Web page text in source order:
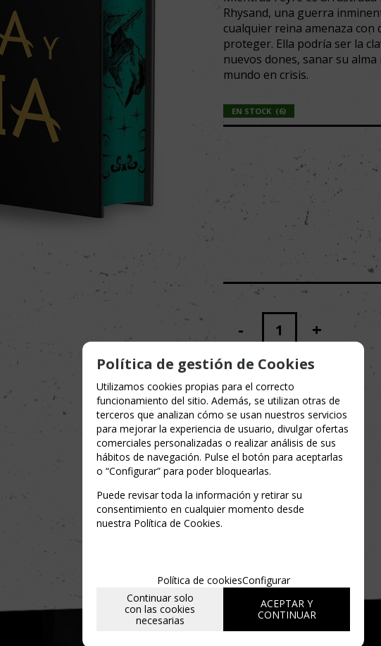
Rhysand, una guerra
cualquier reina amenaza
proteger. Ella podría ser la
nuevos dones, sanar su
mundo en crisis.
EN STOCK (6)
-
unidades
+
Política de gestión de Cookies
Utilizamos cookies propias para el correcto
funcionamiento del sitio. Además, se utilizan otras de
terceros que analizan cómo se usan nuestros servicios
para mejorar la experiencia de usuario, divulgar ofertas
comerciales personalizadas o realizar análisis de sus
hábitos de navegación. Pulse el botón para aceptarlas
o “Configurar” para poder bloquearlas.
Puede revisar toda la información y retirar su
consentimiento en cualquier momento desde
nuestra Política de Cookies.
Política de cookiesConfigurar
Continuar solo
con las cookies
necesarias
ACEPTAR Y
CONTINUAR